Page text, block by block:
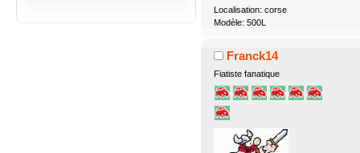
Localisation: corse
Modèle: 500L
Franck14
Fiatiste fanatique